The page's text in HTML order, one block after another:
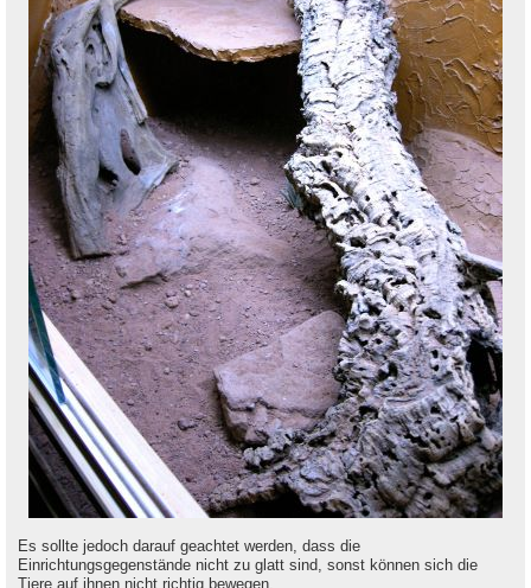
Es sollte jedoch darauf geachtet werden, dass die
Einrichtungsgegenstände nicht zu glatt sind, sonst können sich die
Tiere auf ihnen nicht richtig bewegen.